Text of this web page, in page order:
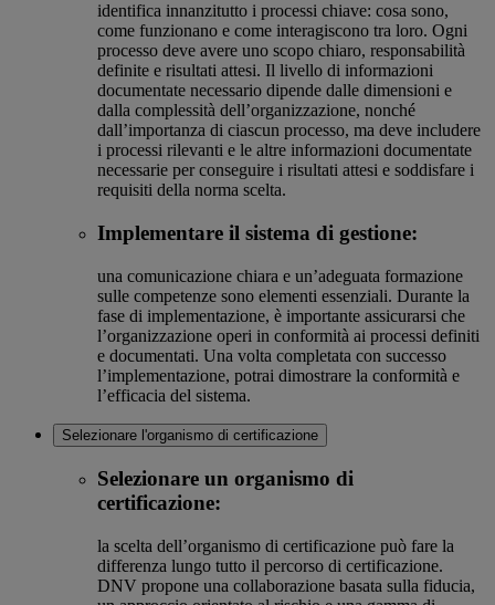
identifica innanzitutto i processi chiave: cosa sono,
come funzionano e come interagiscono tra loro. Ogni
processo deve avere uno scopo chiaro, responsabilità
definite e risultati attesi. Il livello di informazioni
documentate necessario dipende dalle dimensioni e
dalla complessità dell’organizzazione, nonché
dall’importanza di ciascun processo, ma deve includere
i processi rilevanti e le altre informazioni documentate
necessarie per conseguire i risultati attesi e soddisfare i
requisiti della norma scelta.
Implementare il sistema di gestione:
una comunicazione chiara e un’adeguata formazione
sulle competenze sono elementi essenziali. Durante la
fase di implementazione, è importante assicurarsi che
l’organizzazione operi in conformità ai processi definiti
e documentati. Una volta completata con successo
l’implementazione, potrai dimostrare la conformità e
l’efficacia del sistema.
Selezionare l'organismo di certificazione
Selezionare un organismo di
certificazione:
la scelta dell’organismo di certificazione può fare la
differenza lungo tutto il percorso di certificazione.
DNV propone una collaborazione basata sulla fiducia,